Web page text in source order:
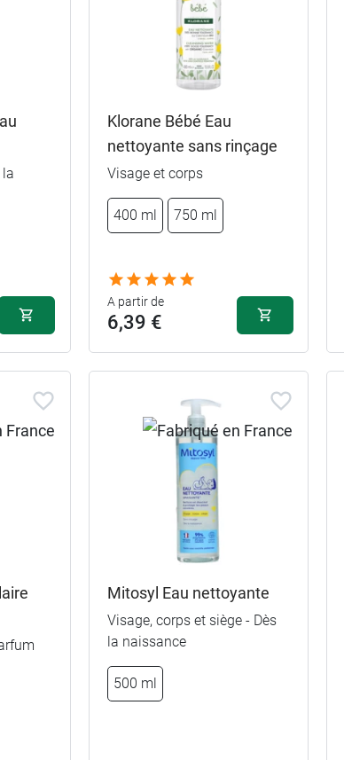
Klorane Bébé Eau
nettoyante sans rinçage
Visage et corps
400 ml 750 ml
A partir de
6,39 €
400 ml
Mitosyl Eau nettoyante
Visage, corps et siège - Dès
la naissance
500 ml